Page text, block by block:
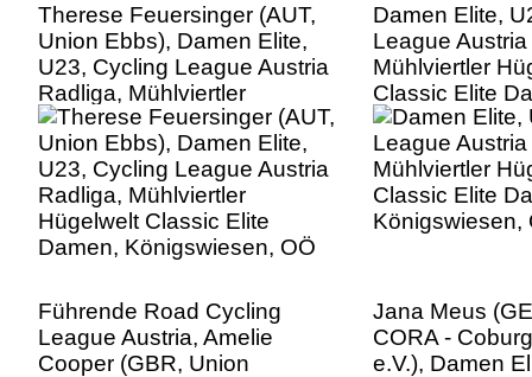
Therese Feuersinger (AUT,
Union Ebbs), Damen Elite,
U23, Cycling League Austria
Radliga, Mühlviertler
Hügelwelt Classic Elite
Damen, Königswiesen, OÖ
Damen Elite,
League
Mühlviertler
Classic Elite
Königswiesen,
Führende Road Cycling
League Austria, Amelie
Cooper (GBR, Union
Jana Meus
CORA -
e.V.), Damen